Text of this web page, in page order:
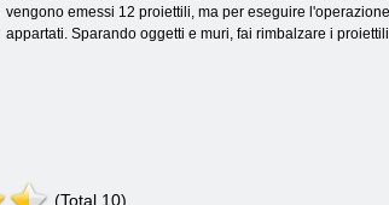
vengono emessi 12 proiettili, ma per eseguire
appartati. Sparando oggetti e muri, fai rimbalzare i
(Total 10)